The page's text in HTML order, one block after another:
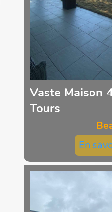
Vaste Maison
Tours
En